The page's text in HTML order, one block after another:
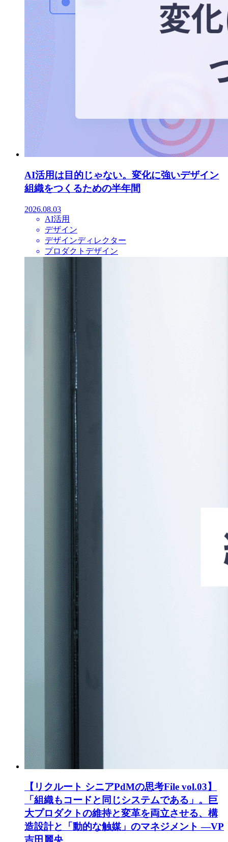
AI活用は目的じゃない。変化に強いデザイン
組織をつくるための半年間
2026.08.03
AI活用
デザイン
デザインディレクター
プロダクトデザイン
【リクルート シニアPdMの思考File vol.03】
「組織もコードと同じシステムである」。巨
大プロダクトの維持と変革を両立させる、構
造設計と「動的な触媒」のマネジメント ―VP